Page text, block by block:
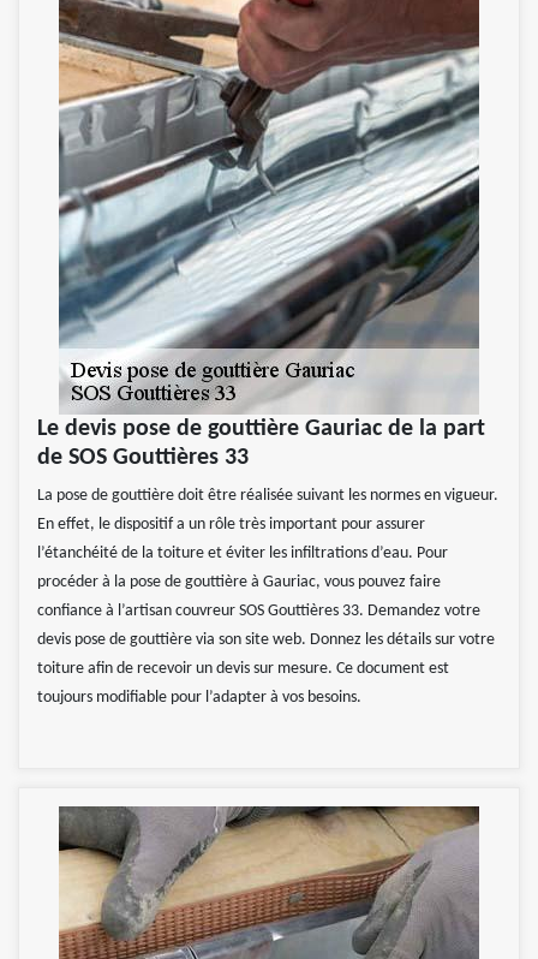
Le devis pose de gouttière Gauriac de la part
de SOS Gouttières 33
La pose de gouttière doit être réalisée suivant les normes en vigueur.
En effet, le dispositif a un rôle très important pour assurer
l’étanchéité de la toiture et éviter les infiltrations d’eau. Pour
procéder à la pose de gouttière à Gauriac, vous pouvez faire
confiance à l’artisan couvreur SOS Gouttières 33. Demandez votre
devis pose de gouttière via son site web. Donnez les détails sur votre
toiture afin de recevoir un devis sur mesure. Ce document est
toujours modifiable pour l’adapter à vos besoins.